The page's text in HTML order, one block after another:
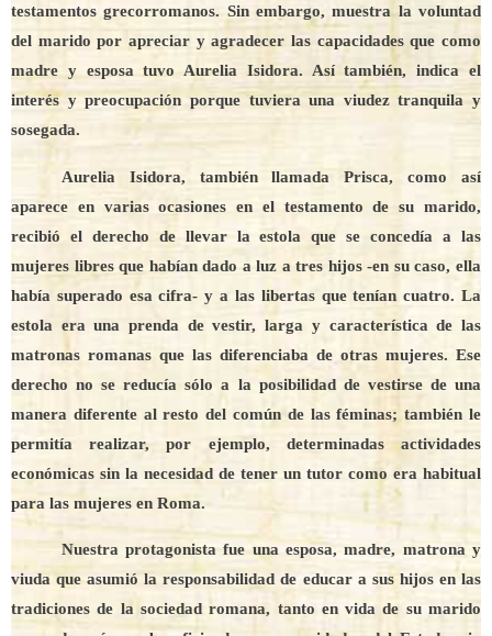
testamentos grecorromanos. Sin embargo, muestra la voluntad
del marido por apreciar y agradecer las capacidades que como
madre y esposa tuvo Aurelia Isidora. Así también, indica el
interés y preocupación porque tuviera una viudez tranquila y
sosegada.
Aurelia Isidora, también llamada Prisca, como así
aparece en varias ocasiones en el testamento de su marido,
recibió el derecho de llevar la estola que se concedía a las
mujeres libres que habían dado a luz a tres hijos -en su caso, ella
había superado esa cifra- y a las libertas que tenían cuatro. La
estola era una prenda de vestir, larga y característica de las
matronas romanas que las diferenciaba de otras mujeres. Ese
derecho no se reducía sólo a la posibilidad de vestirse de una
manera diferente al resto del común de las féminas; también le
permitía realizar, por ejemplo, determinadas actividades
económicas sin la necesidad de tener un tutor como era habitual
para las mujeres en Roma.
Nuestra protagonista fue una esposa, madre, matrona y
viuda que asumió la responsabilidad de educar a sus hijos en las
tradiciones de la sociedad romana, tanto en vida de su marido